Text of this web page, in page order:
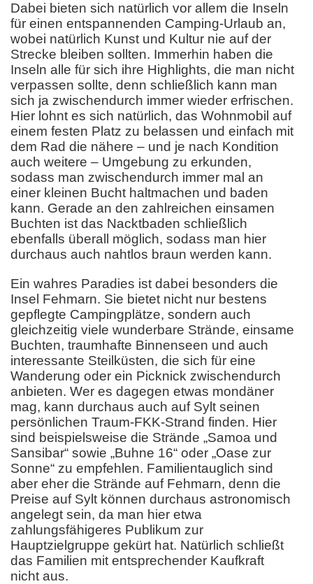
Dabei bieten sich natürlich vor allem die Inseln
für einen entspannenden Camping-Urlaub an,
wobei natürlich Kunst und Kultur nie auf der
Strecke bleiben sollten. Immerhin haben die
Inseln alle für sich ihre Highlights, die man nicht
verpassen sollte, denn schließlich kann man
sich ja zwischendurch immer wieder erfrischen.
Hier lohnt es sich natürlich, das Wohnmobil auf
einem festen Platz zu belassen und einfach mit
dem Rad die nähere – und je nach Kondition
auch weitere – Umgebung zu erkunden,
sodass man zwischendurch immer mal an
einer kleinen Bucht haltmachen und baden
kann. Gerade an den zahlreichen einsamen
Buchten ist das Nacktbaden schließlich
ebenfalls überall möglich, sodass man hier
durchaus auch nahtlos braun werden kann.
Ein wahres Paradies ist dabei besonders die
Insel Fehmarn. Sie bietet nicht nur bestens
gepflegte Campingplätze, sondern auch
gleichzeitig viele wunderbare Strände, einsame
Buchten, traumhafte Binnenseen und auch
interessante Steilküsten, die sich für eine
Wanderung oder ein Picknick zwischendurch
anbieten. Wer es dagegen etwas mondäner
mag, kann durchaus auch auf Sylt seinen
persönlichen Traum-FKK-Strand finden. Hier
sind beispielsweise die Strände „Samoa und
Sansibar“ sowie „Buhne 16“ oder „Oase zur
Sonne“ zu empfehlen. Familientauglich sind
aber eher die Strände auf Fehmarn, denn die
Preise auf Sylt können durchaus astronomisch
angelegt sein, da man hier etwa
zahlungsfähigeres Publikum zur
Hauptzielgruppe gekürt hat. Natürlich schließt
das Familien mit entsprechender Kaufkraft
nicht aus.